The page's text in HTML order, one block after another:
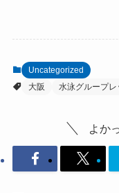
Uncategorized
大阪
水泳グループレ
よか